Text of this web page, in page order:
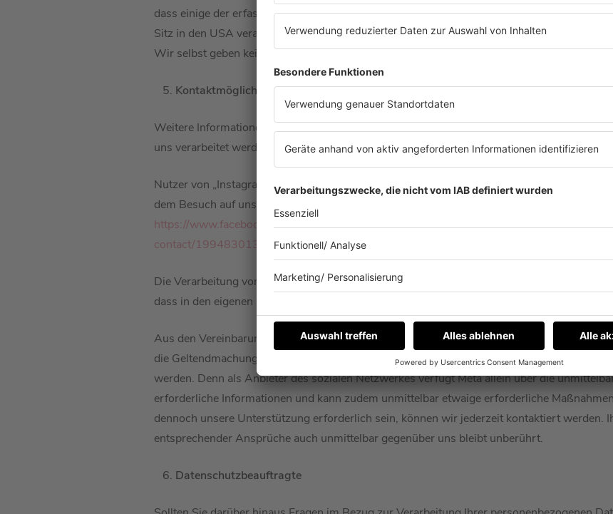
dass einige der erfassten personenbezogenen Daten auch außerhalb der Europäischen
Sitz in den USA verarbeitet werden.
Wir selbst geben keine personenbezogenen Daten weiter.
Kontaktmöglichkeiten und Rechte als Betroffener
Weitere Informationen zu den Rechten betroffener Personen gegenüber uns und wie im
uns verarbeitet werden, finden Sie in unserer allgemeinen Datenschutzerklärung:w
Nutzer von „Instagram“ können unter denEinstellungen für Werbepräferenzen
dem Besuch auf unserem Instagram-Profil erfasst werden darf. Weitere Möglichkeiten
https://www.facebook.com/settingsoder das Formular zum Widerspruchsrecht unter:
contact/1994830130782319
Die Verarbeitung von personenbezogenen Daten durch von Meta eingesetzte Cookies
dass in den eigenen Internetbrowser-Einstellungen Cookies von Drittanbietern oder
Aus den Vereinbarungen mit Meta zur gemeinsamen Verantwortung ergibt sich im
die Geltendmachung weiterer Betroffenenrechte, insbesondere Widersprüche,
werden. Denn als Anbieter des sozialen Netzwerkes verfügt Meta allein über die
erforderliche Informationen und kann zudem unmittelbar etwaige erforderliche
dennoch unsere Unterstützung erforderlich sein, können wir jederzeit kontaktiert werden.
entsprechender Ansprüche auch unmittelbar gegenüber uns bleibt unberührt.
Datenschutzbeauftragte